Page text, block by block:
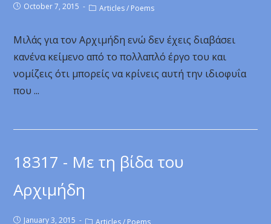
October 7, 2015 Articles / Poems
Μιλάς για τον Αρχιμήδη ενώ δεν έχεις διαβάσει
κανένα κείμενο από το πολλαπλό έργο του και
νομίζεις ότι μπορείς να κρίνεις αυτή την ιδιοφυΐα
που ...
18317 - Με τη βίδα του
Αρχιμήδη
January 3, 2015 Articles / Poems